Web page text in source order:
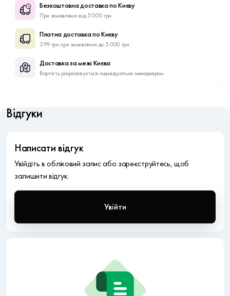
Безкоштовна доставка по Києву
При замовленні від 5 000 грн.
Платна доставка по Києву
299 грн при замовленні до 5 000 грн.
Доставка за межі Києва
Вартість розраховується індивідуально менеджером.
Відгуки
Написати відгук
Увійдіть в обліковий запис або зареєструйтесь, щоб
залишити відгук.
Увійти